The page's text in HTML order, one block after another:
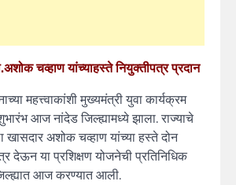
चव्हाण यांच्याहस्ते नियुक्तीपत्र प्रदान
महत्त्वाकांशी मुख्यमंत्री युवा कार्यक्रम
आज नांदेड जिल्ह्यामध्ये झाला. राज्याचे
खासदार अशोक चव्हाण यांच्या हस्ते दोन
देऊन या प्रशिक्षण योजनेची प्रतिनिधिक
आज करण्यात आली.